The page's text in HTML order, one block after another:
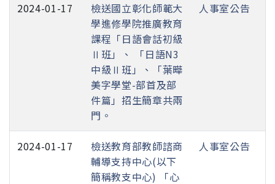
2024-01-17
檢送國立彰化師範大
學進修學院推廣教育
課程「日語會話初級
Ⅱ班」、 「日語N3
中級Ⅱ班」、「葉曄
美字學堂-部首及部
件篇」招生簡章共兩
門。
人事室公告
2024-01-17
檢送教育部教師諮商
輔導支持中心(以下
簡稱教支中心) 「心
人事室公告